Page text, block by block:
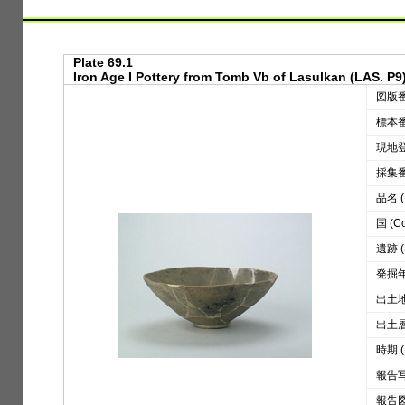
Plate 69.1
Iron Age I Pottery from Tomb Vb of Lasulkan (LAS.
図版
標本
現地
採集
品名
国
遺跡
発掘
出土
出土
時期
報告
報告